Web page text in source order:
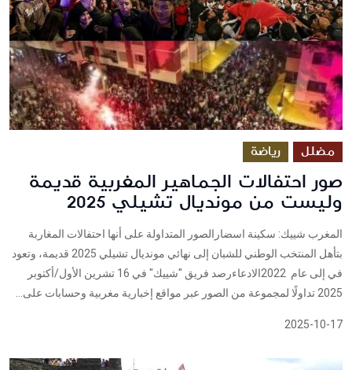
مضلل رياضة
صور احتفالات الجماهير المغربية قديمة
وليست من مونديال تشيلي 2025
المغرب شييك: سكينة اسضارالصور المتداولة على أنها احتفالات المغاربة
بتأهل المنتخب الوطني للشبان إلى نهائي مونديال تشيلي 2025 قديمة، وتعود
في إلى عام 2022الادعاءرصد فريق "شييك" في 16 تشرين الأول/أكتوبر
2025 تداولًا لمجموعة من الصور عبر مواقع إخبارية مغربية وحسابات على...
2025-10-17